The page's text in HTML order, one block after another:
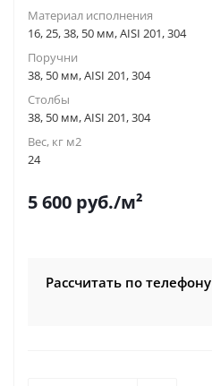
Материал исполнения
16, 25, 38, 50 мм, AISI 201, 304
Поручни
38, 50 мм, AISI 201, 304
Столбы
38, 50 мм, AISI 201, 304
Вес, кг м2
24
5 600 руб./м²
Рассчитать по телефону